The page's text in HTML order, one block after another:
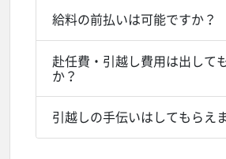
給料の前払いは可能ですか？
赴任費・引越し費用は出して
か？
引越しの手伝いはしてもらえ